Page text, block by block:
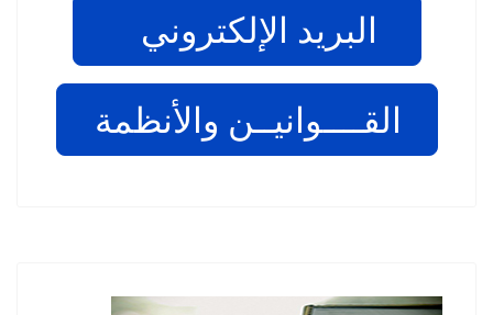
البريد الإلكتروني
القــــوانيــن والأنظمة